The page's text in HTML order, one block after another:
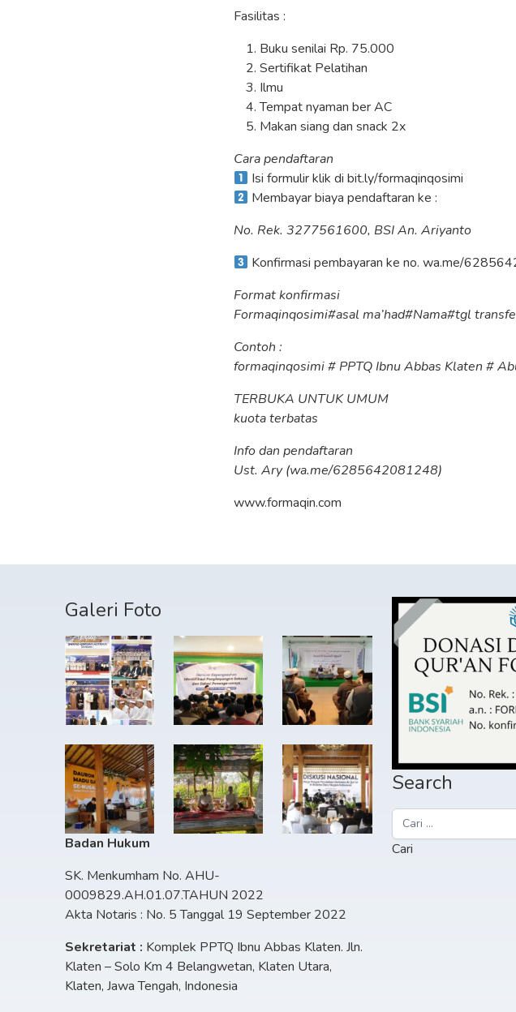
Fasilitas :
Buku senilai Rp. 75.000
Sertifikat Pelatihan
Ilmu
Tempat nyaman ber AC
Makan siang dan snack 2x
Cara pendaftaran
Isi formulir klik di bit.ly/formaqinqosimi
Membayar biaya pendaftaran ke :
No. Rek. 3277561600, BSI An. Ariyanto
Konfirmasi pembayaran ke no. wa.me/
Format konfirmasi
Formaqinqosimi#asal ma’had#Nama#tgl
Contoh :
formaqinqosimi # PPTQ Ibnu Abbas Klaten #
TERBUKA UNTUK UMUM
kuota terbatas
Info dan pendaftaran
Ust. Ary (wa.me/6285642081248)
www.formaqin.com
Galeri Foto
Badan Hukum
SK. Menkumham No. AHU-
0009829.AH.01.07.TAHUN 2022
Akta Notaris : No. 5 Tanggal 19 September 2022
Sekretariat : Komplek PPTQ Ibnu Abbas Klaten. Jln.
Klaten – Solo Km 4 Belangwetan, Klaten Utara,
Klaten, Jawa Tengah, Indonesia
Search
Cari
untuk: